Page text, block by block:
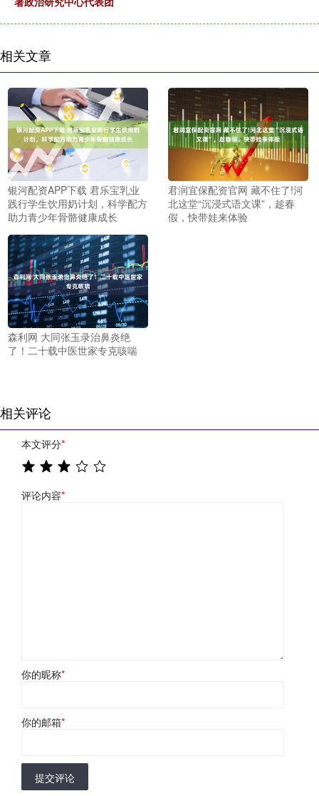
相关文章
银河配资APP下载 君乐宝乳业
践行学生饮用奶计划，科学配方
助力青少年骨骼健康成长
君润宜保配资官网 藏不住了!河
北这堂“沉浸式语文课”，趁春
假，快带娃来体验
森利网 大同张玉录治鼻炎绝
了！二十载中医世家专克咳喘
相关评论
本文评分*
评论内容*
你的昵称*
你的邮箱*
提交评论